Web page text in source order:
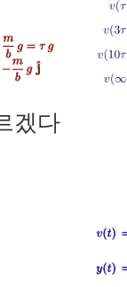
겠다